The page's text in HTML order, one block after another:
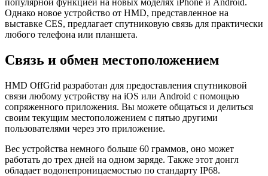
Однако новое устройство от HMD, представленное на
выставке CES, предлагает спутниковую связь для практически
любого телефона или планшета.
Связь и обмен местоположением
HMD OffGrid разработан для предоставления спутниковой
связи любому устройству на iOS или Android с помощью
сопряженного приложения. Вы можете общаться и делиться
своим текущим местоположением с пятью другими
пользователями через это приложение.
Вес устройства немного больше 60 граммов, оно может
работать до трех дней на одном заряде. Также этот донгл
обладает водонепроницаемостью по стандарту IP68.